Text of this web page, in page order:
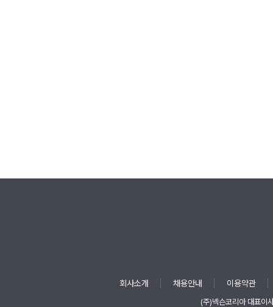
회사소개 채용안내 이용약관
(주)넥슨코리아 대표이